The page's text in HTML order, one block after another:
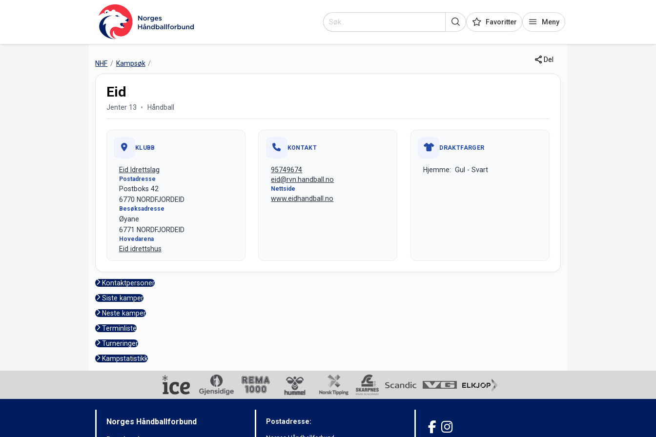
Favoritter Meny
NHF Kampsøk Del
Eid
Jenter 13 Håndball
KLUBB
Eid Idrettslag
Postadresse
Postboks 42
6770 NORDFJORDEID
Besøksadresse
Øyane
6771 NORDFJORDEID
Hovedarena
Eid idrettshus
KONTAKT
95749674
eid@rvn.handball.no
Nettside
www.eidhandball.no
DRAKTFARGER
Hjemme: Gul - Svart
Kontaktpersoner
Siste kamper
Neste kamper
Terminliste
Turneringer
Kampstatistikk
Norges Håndballforbund Postadresse: